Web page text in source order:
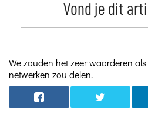
Vond je dit
We zouden het zeer waarderen
netwerken zou delen.